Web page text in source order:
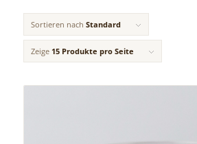
Sortieren nach Standard
Zeige 15 Produkte pro Seite